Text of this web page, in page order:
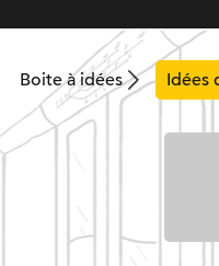
Boite à idées Idées